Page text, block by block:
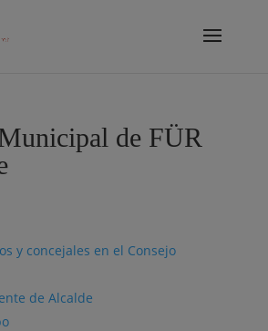
de FÜR
y concejales en el Consejo
de Alcalde